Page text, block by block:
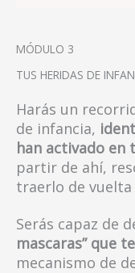
MÓDULO 3
TUS HERIDAS DE
Harás un
de infancia,
han activado en
partir de ahí,
traerlo de vuelta
Serás capaz de
mascaras” que
mecanismo de